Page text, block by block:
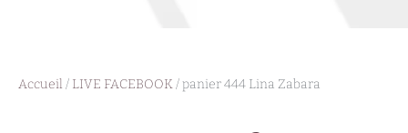
Accueil/ LIVE FACEBOOK/ panier 444 Lina Zabara